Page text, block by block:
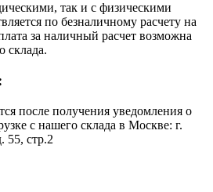
так и с физическими
по безналичному расчету на
за наличный расчет возможна
склада.
после получения уведомления о
с нашего склада в Москве: г.
55, стр.2